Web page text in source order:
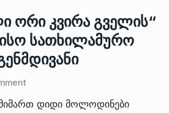
ორი კვირა გველის“
სათხილამურო
მიმართ დიდი მოლოდინები